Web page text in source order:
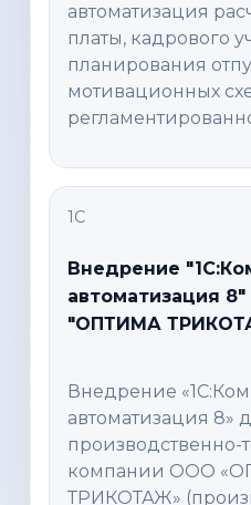
автоматизация
платы, кадрового
планирования
мотивационных
1С
Внедрение
автоматизация
"ОПТИМА
Внедрение
автоматизация 8»
производственно-
компании ООО
ТРИКОТАЖ»